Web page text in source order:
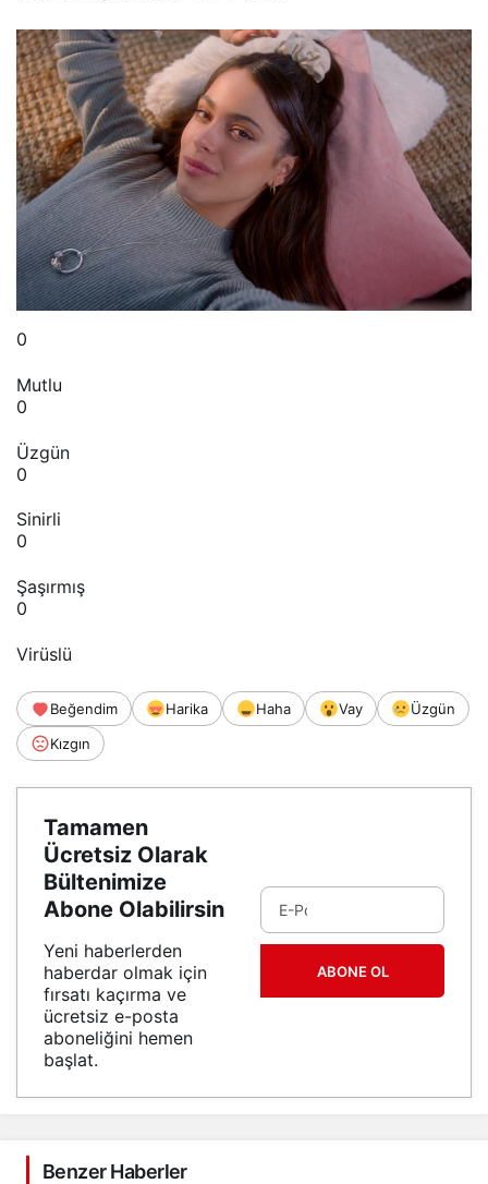
0
Mutlu
0
Üzgün
0
Sinirli
0
Şaşırmış
0
Virüslü
Beğendim Harika Haha Vay
Üzgün
Kızgın
Tamamen
Ücretsiz Olarak
Bültenimize
Abone Olabilirsin
Yeni haberlerden
haberdar olmak için
fırsatı kaçırma ve
ücretsiz e-posta
aboneliğini hemen
başlat.
ABONE OL
Benzer Haberler